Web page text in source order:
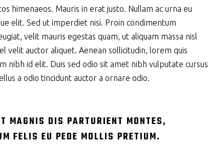
himenaeos. Mauris in erat justo. Nullam ac urna eu
elit. Sed ut imperdiet nisi. Proin condimentum
velit mauris egestas quam, ut aliquam massa nisl
velit auctor aliquet. Aenean sollicitudin, lorem quis
nibh id elit. Duis sed odio sit amet nibh vulputate cursus
a odio tincidunt auctor a ornare odio.
MAGNIS DIS PARTURIENT MONTES,
FELIS EU PEDE MOLLIS PRETIUM.